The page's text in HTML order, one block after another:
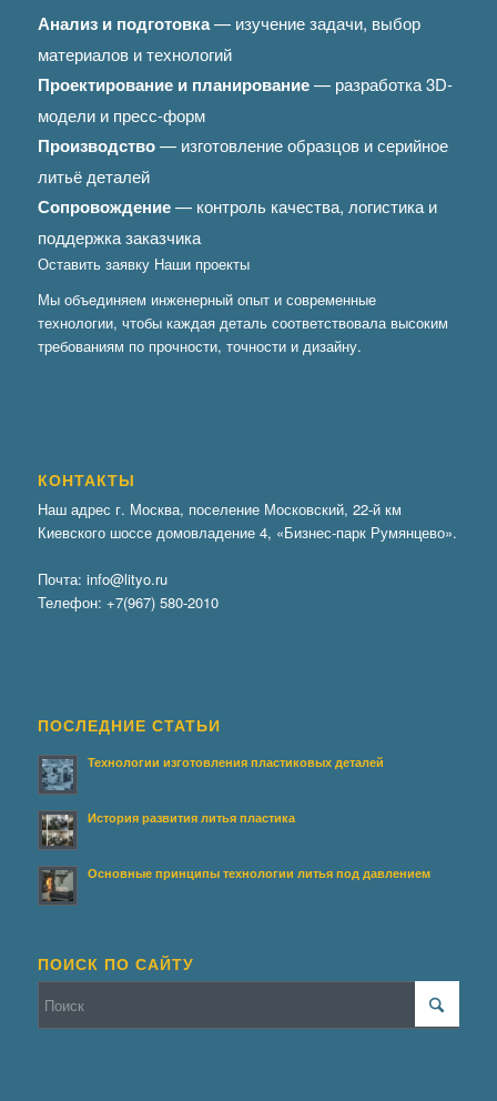
Анализ и подготовка— изучение задачи, выбор
материалов и технологий
Проектирование и планирование— разработка 3D-
модели и пресс-форм
Производство— изготовление образцов и серийное
литьё деталей
Сопровождение— контроль качества, логистика и
поддержка заказчика
Оставить заявку Наши проекты
Мы объединяем инженерный опыт и современные
технологии, чтобы каждая деталь соответствовала высоким
требованиям по прочности, точности и дизайну.
КОНТАКТЫ
Наш адрес г. Москва, поселение Московский, 22-й км
Киевского шоссе домовладение 4, «Бизнес-парк Румянцево».
Почта: info@lityo.ru
Телефон: +7(967) 580-2010
ПОСЛЕДНИЕ СТАТЬИ
Технологии изготовления пластиковых деталей
История развития литья пластика
Основные принципы технологии литья под давлением
ПОИСК ПО САЙТУ